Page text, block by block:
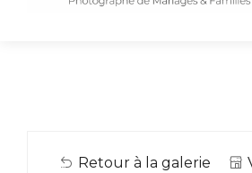
Retour à la galerie